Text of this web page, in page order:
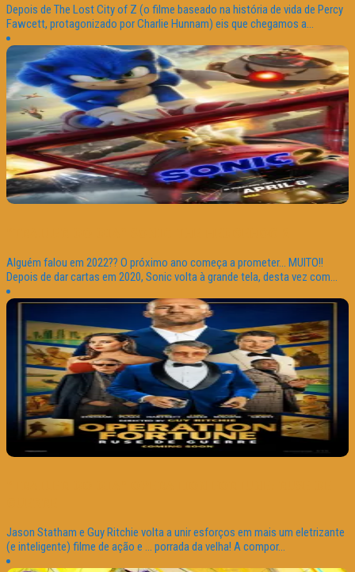
Depois de The Lost City of Z (o filme baseado na história de vida de Percy
Fawcett, protagonizado por Charlie Hunnam) eis que chegamos a...
Alguém falou em 2022?? O próximo ano começa a prometer… MUITO!!
Depois de dar cartas em 2020, Sonic volta à grande tela, desta vez com...
Jason Statham e Guy Ritchie volta a unir esforços em mais um eletrizante
(e inteligente) filme de ação e … porrada da velha! A compor...